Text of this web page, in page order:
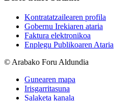
Kontratatzailearen profila
Gobernu Irekiaren ataria
Faktura elektronikoa
Enplegu Publikoaren Ataria
© Arabako Foru Aldundia
Gunearen mapa
Irisgarritasuna
Salaketa kanala